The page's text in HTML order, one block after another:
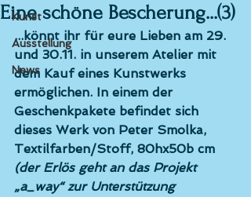
Kunst
Ausstellung
News
Eine schöne Bescherung...(3)
...könnt ihr für eure Lieben am 29.
und 30.11. in unserem Atelier mit
dem Kauf eines Kunstwerks
ermöglichen. In einem der
Geschenkpakete befindet sich
dieses Werk von Peter Smolka,
Textilfarben/Stoff, 80hx50b cm
(der Erlös geht an das Projekt
„a_way“ zur Unterstützung